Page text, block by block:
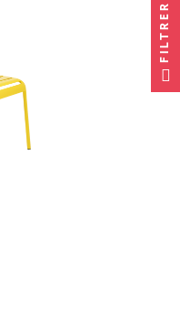
FILTRER